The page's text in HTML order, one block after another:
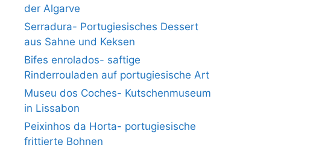
der Algarve
Serradura- Portugiesisches Dessert
aus Sahne und Keksen
Bifes enrolados- saftige
Rinderrouladen auf portugiesische Art
Museu dos Coches- Kutschenmuseum
in Lissabon
Peixinhos da Horta- portugiesische
frittierte Bohnen